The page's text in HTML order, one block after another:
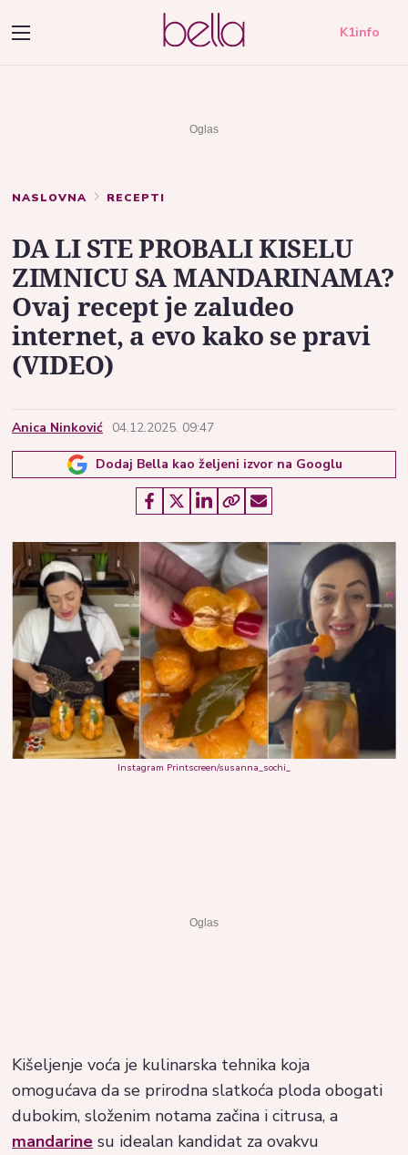
K1info
NASLOVNA RECEPTI
DA LI STE PROBALI KISELU
ZIMNICU SA MANDARINAMA?
Ovaj recept je zaludeo
internet, a evo kako se pravi
(VIDEO)
Anica Ninković 04.12.2025. 09:47
Dodaj Bella kao željeni izvor na Googlu
Instagram Printscreen/susanna_sochi_
Kišeljenje voća je kulinarska tehnika koja
omogućava da se prirodna slatkoća ploda obogati
dubokim, složenim notama začina i citrusa, a
mandarine su idealan kandidat za ovakvu